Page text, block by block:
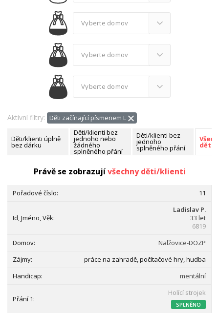
Aktivní filtry: Děti začínající písmenem L
Děti/klienti úplně
bez dárku
Děti/klienti bez
jednoho nebo
žádného
splněného přání
Děti/klienti bez
jednoho
splněného přání
děti/
Právě se zobrazujívšechny děti/klienti
11
Ladislav P.
33 let
6819
Nalžovice-DOZP
práce na zahradě, počítačové hry, hudba
mentální
Holící strojek
SPLNĚNO